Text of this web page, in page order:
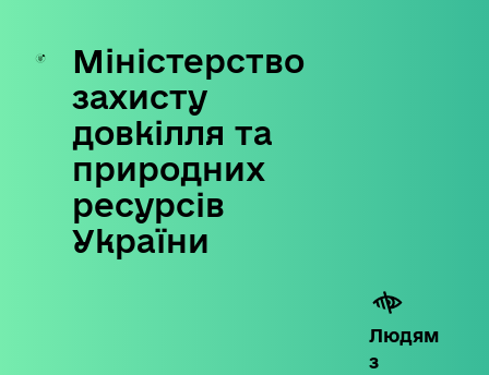
Skip
content
Міністерство
захисту
довкілля та
природних
ресурсів
України
Людям
з